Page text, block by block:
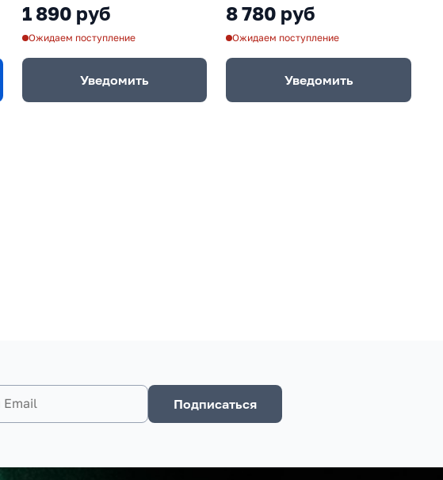
1 890 руб
Ожидаем поступление
Уведомить
рукоять термопластик GRN,
чёрный
8 780 руб
Ожидаем поступление
Уведомить
Подписаться